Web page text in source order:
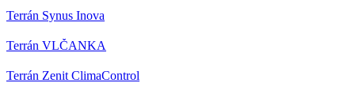
Terrán Synus Inova
Terrán VLČANKA
Terrán Zenit ClimaControl